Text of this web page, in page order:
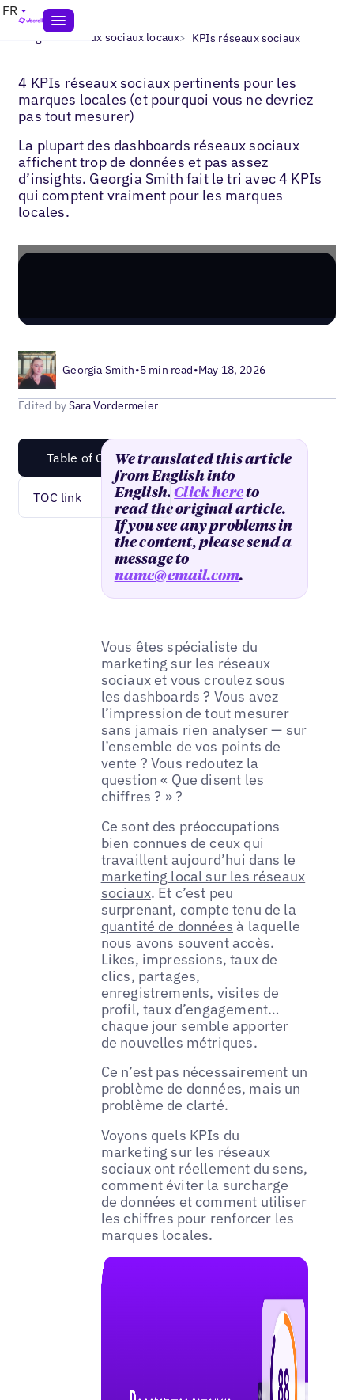
FR
Blogs> Réseaux sociaux locaux> KPIs réseaux sociaux
4 KPIs réseaux sociaux pertinents pour les
marques locales (et pourquoi vous ne devriez
pas tout mesurer)
La plupart des dashboards réseaux sociaux
affichent trop de données et pas assez
d’insights. Georgia Smith fait le tri avec 4 KPIs
qui comptent vraiment pour les marques
locales.
Georgia Smith•5 min read•May 18, 2026
Edited bySara Vordermeier
Table of Content
TOC link
We translated this article
from English into
English.Click hereto
read the original article.
If you see any problems in
the content, please send a
message to
name@email.com.
Vous êtes spécialiste du
marketing sur les réseaux
sociaux et vous croulez sous
les dashboards ? Vous avez
l’impression de tout mesurer
sans jamais rien analyser — sur
l’ensemble de vos points de
vente ? Vous redoutez la
question « Que disent les
chiffres ? » ?
Ce sont des préoccupations
bien connues de ceux qui
travaillent aujourd’hui dans le
marketing local sur les réseaux
sociaux. Et c’est peu
surprenant, compte tenu de la
quantité de données à laquelle
nous avons souvent accès.
Likes, impressions, taux de
clics, partages,
enregistrements, visites de
profil, taux d’engagement…
chaque jour semble apporter
de nouvelles métriques.
Ce n’est pas nécessairement un
problème de données, mais un
problème de clarté.
Voyons quels KPIs du
marketing sur les réseaux
sociaux ont réellement du sens,
comment éviter la surcharge
de données et comment utiliser
les chiffres pour renforcer les
marques locales.